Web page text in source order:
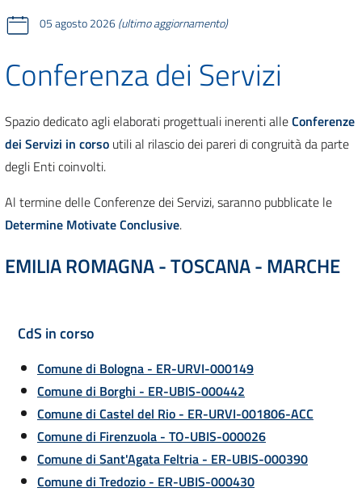
05 agosto 2026(ultimo aggiornamento)
Conferenza dei Servizi
Spazio dedicato agli elaborati progettuali inerenti alleConferenze
dei Servizi in corso utili al rilascio dei pareri di congruità da parte
degli Enti coinvolti.
Al termine delle Conferenze dei Servizi, saranno pubblicate le
Determine Motivate Conclusive.
EMILIA ROMAGNA - TOSCANA - MARCHE
CdS in corso
Comune di Bologna - ER-URVI-000149
Comune di Borghi - ER-UBIS-000442
Comune di Castel del Rio - ER-URVI-001806-ACC
Comune di Firenzuola - TO-UBIS-000026
Comune di Sant'Agata Feltria - ER-UBIS-000390
Comune di Tredozio - ER-UBIS-000430